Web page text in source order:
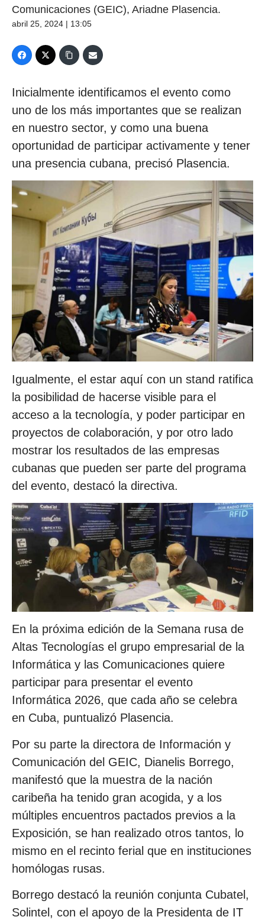
Comunicaciones (GEIC), Ariadne Plasencia.
abril 25, 2024 | 13:05
Inicialmente identificamos el evento como
uno de los más importantes que se realizan
en nuestro sector, y como una buena
oportunidad de participar activamente y tener
una presencia cubana, precisó Plasencia.
Igualmente, el estar aquí con un stand ratifica
la posibilidad de hacerse visible para el
acceso a la tecnología, y poder participar en
proyectos de colaboración, y por otro lado
mostrar los resultados de las empresas
cubanas que pueden ser parte del programa
del evento, destacó la directiva.
En la próxima edición de la Semana rusa de
Altas Tecnologías el grupo empresarial de la
Informática y las Comunicaciones quiere
participar para presentar el evento
Informática 2026, que cada año se celebra
en Cuba, puntualizó Plasencia.
Por su parte la directora de Información y
Comunicación del GEIC, Dianelis Borrego,
manifestó que la muestra de la nación
caribeña ha tenido gran acogida, y a los
múltiples encuentros pactados previos a la
Exposición, se han realizado otros tantos, lo
mismo en el recinto ferial que en instituciones
homólogas rusas.
Borrego destacó la reunión conjunta Cubatel,
Solintel, con el apoyo de la Presidenta de IT